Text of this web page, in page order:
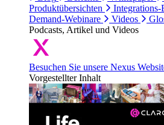
Produktübersichten
Demand-Webinare
Videos
Podcasts, Artikel und Videos
Besuchen Sie unsere Nexus
Vorgestellter Inhalt